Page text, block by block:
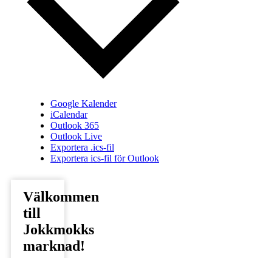
Google Kalender
iCalendar
Outlook 365
Outlook Live
Exportera .ics-fil
Exportera ics-fil för Outlook
Välkommen
till
Jokkmokks
marknad!